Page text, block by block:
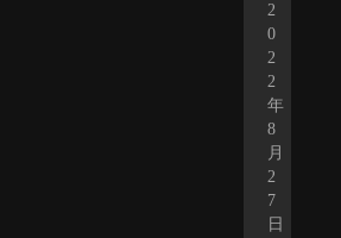
2
0
2
2
年
8
月
2
7
日